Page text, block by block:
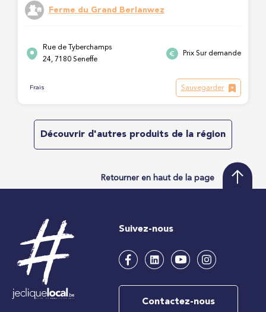
Ferme du Grand Berlanwez
Rue de Tyberchamps
24, 7180 Seneffe
Prix Sur demande
Frais Sauvegarder
Découvrir d'autres produits de la région
Retourner en haut de la page
Suivez-nous
Contactez-nous